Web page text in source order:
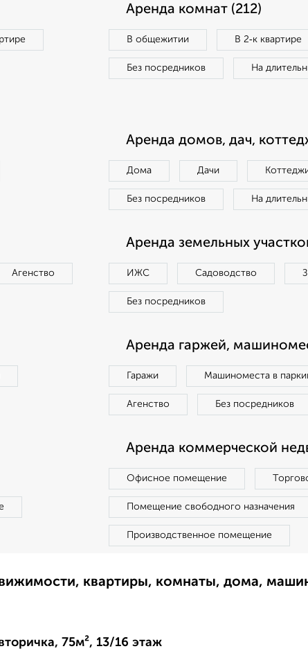
Аренда комнат (212)
В общежитии В 2‑к квартире
Без посредников На
Аренда домов, дач,
Дома Дачи
Без посредников На
Агенство
Аренда земельных
ИЖС Садоводство
Без посредников
Аренда гаржей,
Гаражи Машиноместа в
Агенство Без посредников
Аренда коммерческой
Офисное помещение
Помещение свободного назначения
Производственное помещение
квартиры, комнаты, дома,
75м², 13/16 этаж